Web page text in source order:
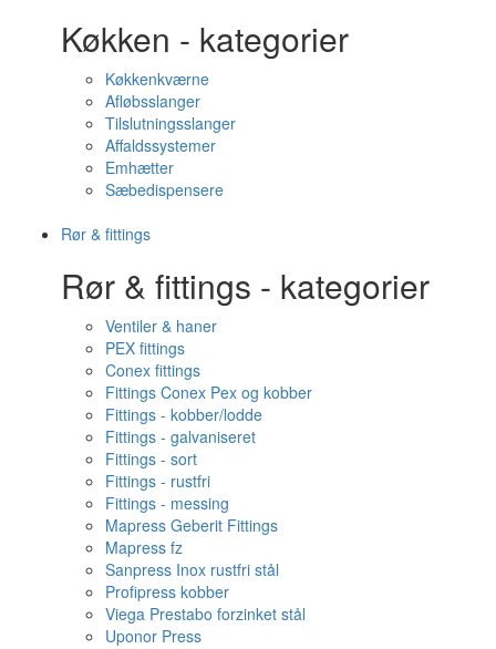
Køkken - kategorier
Køkkenkværne
Afløbsslanger
Tilslutningsslanger
Affaldssystemer
Emhætter
Sæbedispensere
Rør & fittings
Rør & fittings - kategorier
Ventiler & haner
PEX fittings
Conex fittings
Fittings Conex Pex og kobber
Fittings - kobber/lodde
Fittings - galvaniseret
Fittings - sort
Fittings - rustfri
Fittings - messing
Mapress Geberit Fittings
Mapress fz
Sanpress Inox rustfri stål
Profipress kobber
Viega Prestabo forzinket stål
Uponor Press